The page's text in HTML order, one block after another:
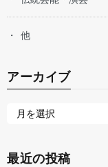
他
アーカイブ
最近の投稿